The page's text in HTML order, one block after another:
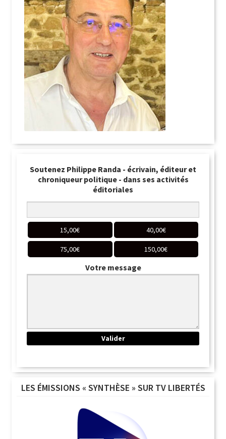
Soutenez Philippe Randa - écrivain, éditeur et
chroniqueur politique - dans ses activités
éditoriales
15,00€ 40,00€
75,00€ 150,00€
Votre message
LES ÉMISSIONS « SYNTHÈSE » SUR TV LIBERTÉS